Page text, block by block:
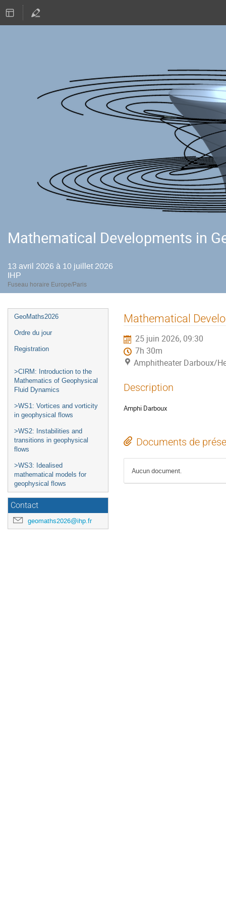
Mathematical Developments in
13 avril 2026 à 10 juillet 2026
IHP
Fuseau horaire Europe/Paris
Menu
de
GeoMaths2026
Ordre du jour
Registration
>CIRM: Introduction to the
Mathematics of Geophysical
Fluid Dynamics
>WS1: Vortices and vorticity
in geophysical flows
>WS2: Instabilities and
transitions in geophysical
flows
>WS3: Idealised
mathematical models for
geophysical flows
Contact
geomaths2026@ihp.fr
Mathematical
25 juin 2026, 09:30
7h 30m
Amphitheater Darboux/
Description
Amphi Darboux
Documents de
Aucun document.